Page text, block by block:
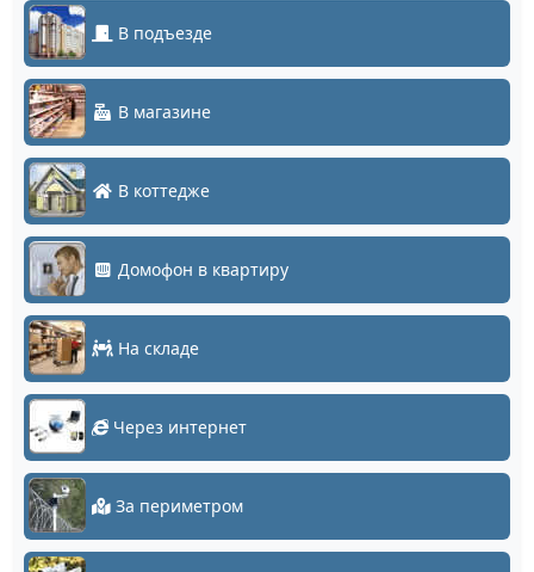
В подъезде
В магазине
В коттедже
Домофон в квартиру
На складе
Через интернет
За периметром